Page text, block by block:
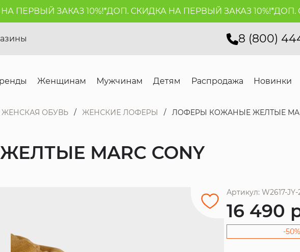
ЗАКАЗ 10%!*ДОП. СКИДКА НА ПЕРВЫЙ ЗАКАЗ 10%!*ДОП.
8 (800)
Женщинам Мужчинам Детям Распродажа Новинки
ЖЕНСКАЯ ОБУВЬ ЖЕНСКИЕ ЛОФЕРЫ ЛОФЕРЫ КОЖАНЫЕ ЖЕЛТЫЕ
MARC CONY
Артикул: W2617-
16 490
-